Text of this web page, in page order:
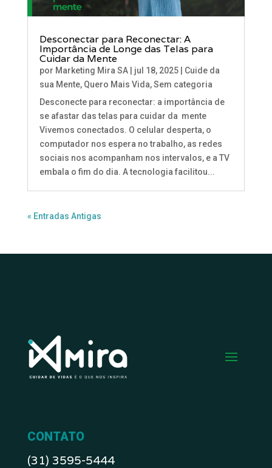
Desconectar para Reconectar: A
Importância de Longe das Telas para
Cuidar da Mente
por Marketing Mira SA| jul 18, 2025| Cuide da
sua Mente, Quero Mais Vida,Sem categoria
Desconecte para reconectar: a importância de
se afastar das telas para cuidar da mente
Vivemos conectados. O celular desperta, o
computador nos espera no trabalho, as redes
sociais nos acompanham nos intervalos, e a TV
embala o fim do dia. A tecnologia facilitou...
« Entradas Antigas
CONTATO
(31) 3595-5444